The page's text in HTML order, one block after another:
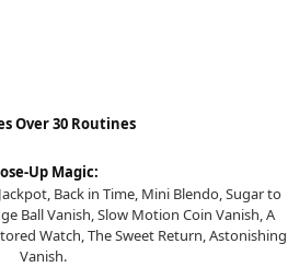
Over 30 Routines
Up Magic:
Back in Time, Mini Blendo, Sugar to
Ball Vanish, Slow Motion Coin Vanish, A
Watch, The Sweet Return, Astonishing
Vanish.